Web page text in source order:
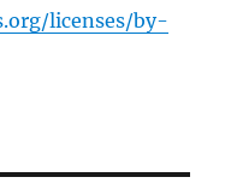
licenses/by-